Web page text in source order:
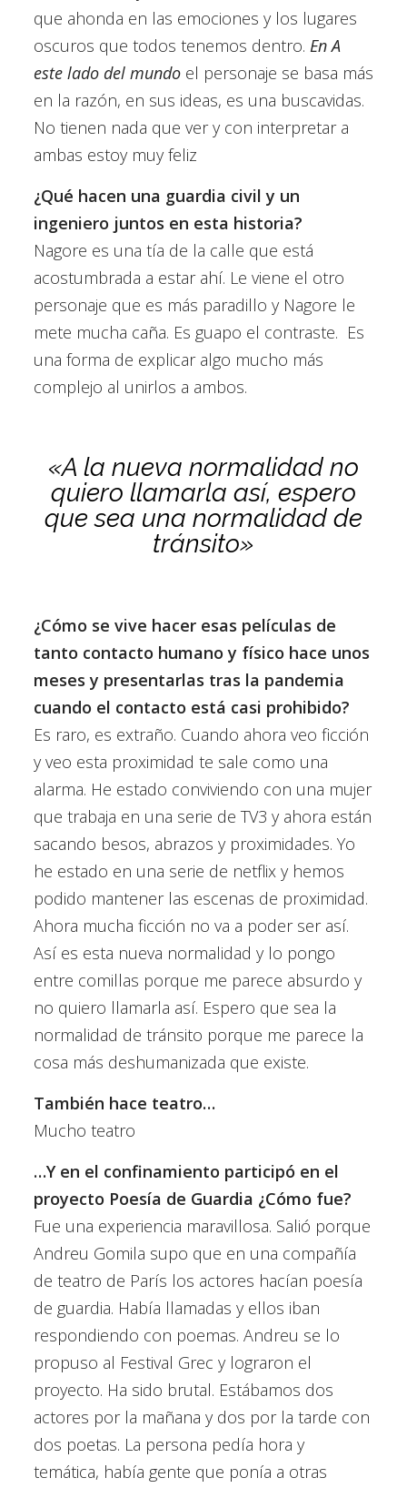
que ahonda en las emociones y los lugares
oscuros que todos tenemos dentro. En A
este lado del mundoel personaje se basa más
en la razón, en sus ideas, es una buscavidas.
No tienen nada que ver y con interpretar a
ambas estoy muy feliz
¿Qué hacen una guardia civil y un
ingeniero juntos en esta historia?
Nagore es una tía de la calle que está
acostumbrada a estar ahí. Le viene el otro
personaje que es más paradillo y Nagore le
mete mucha caña. Es guapo el contraste. Es
una forma de explicar algo mucho más
complejo al unirlos a ambos.
«A la nueva normalidad no
quiero llamarla así, espero
que sea una normalidad de
tránsito»
¿Cómo se vive hacer esas películas de
tanto contacto humano y físico hace unos
meses y presentarlas tras la pandemia
cuando el contacto está casi prohibido?
Es raro, es extraño. Cuando ahora veo ficción
y veo esta proximidad te sale como una
alarma. He estado conviviendo con una mujer
que trabaja en una serie de TV3 y ahora están
sacando besos, abrazos y proximidades. Yo
he estado en una serie de netflix y hemos
podido mantener las escenas de proximidad.
Ahora mucha ficción no va a poder ser así.
Así es esta nueva normalidad y lo pongo
entre comillas porque me parece absurdo y
no quiero llamarla así. Espero que sea la
normalidad de tránsito porque me parece la
cosa más deshumanizada que existe.
También hace teatro…
Mucho teatro
…Y en el confinamiento participó en el
proyecto Poesía de Guardia ¿Cómo fue?
Fue una experiencia maravillosa. Salió porque
Andreu Gomila supo que en una compañía
de teatro de París los actores hacían poesía
de guardia. Había llamadas y ellos iban
respondiendo con poemas. Andreu se lo
propuso al Festival Grec y lograron el
proyecto. Ha sido brutal. Estábamos dos
actores por la mañana y dos por la tarde con
dos poetas. La persona pedía hora y
temática, había gente que ponía a otras